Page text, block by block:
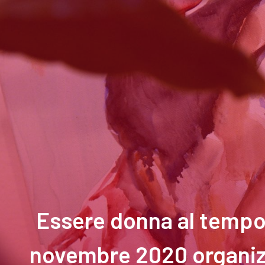
Essere donna al
novembre 2020